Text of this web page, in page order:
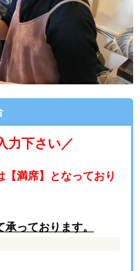
力下さい／
満席】となっており
っております。